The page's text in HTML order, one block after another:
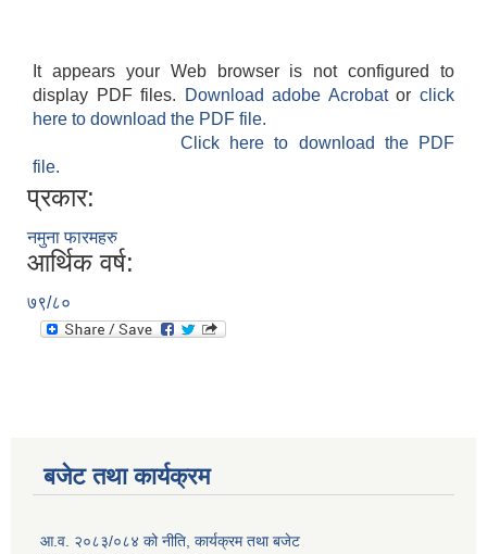
It appears your Web browser is not configured to
display PDF files.
Download adobe Acrobatorclick
here to download the PDF file.
Click here to download the PDF
file.
प्रकार:
नमुना फारमहरु
आर्थिक वर्ष:
७९/८०
बजेट तथा कार्यक्रम
आ.व. २०८३/०८४ को नीति, कार्यक्रम तथा बजेट